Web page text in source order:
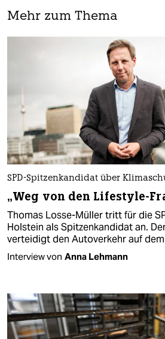
Mehr zum Thema
SPD-Spitzenkandidat über
„Weg von den Lifestyle-
Thomas Losse-Müller tritt für die
Holstein als Spitzenkandidat an.
verteidigt den Autoverkehr auf
Interview von Anna Lehmann